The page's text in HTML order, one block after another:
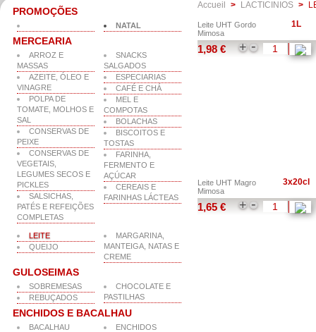
PROMOÇÕES
NATAL
MERCEARIA
ARROZ E
MASSAS
AZEITE, ÓLEO E
VINAGRE
POLPA DE
TOMATE, MOLHOS E
SAL
CONSERVAS DE
PEIXE
CONSERVAS DE
VEGETAIS,
LEGUMES SECOS E
PICKLES
SALSICHAS,
PATÉS E REFEIÇÕES
COMPLETAS
SNACKS
SALGADOS
ESPECIARIAS
CAFÉ E CHÁ
MEL E
COMPOTAS
BOLACHAS
BISCOITOS E
TOSTAS
FARINHA,
FERMENTO E
AÇÚCAR
CEREAIS E
FARINHAS LÁCTEAS
LEITE
QUEIJO
MARGARINA,
MANTEIGA, NATAS E
CREME
GULOSEIMAS
SOBREMESAS
REBUÇADOS
CHOCOLATE E
PASTILHAS
ENCHIDOS E BACALHAU
BACALHAU
ENCHIDOS
Accueil > LACTICINIOS >
Leite UHT Gordo
Mimosa
1L
1,98 € + -
Leite UHT Magro
Mimosa
3x20cl
1,65 € + -